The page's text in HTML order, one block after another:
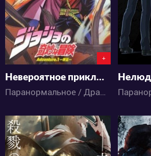
0 2
+
Невероятное приключение ДжоДжо OVA-2
Паранормальное / Драма / Приключения / Сёнэн / Ужасы / Фэнтези / Аниме